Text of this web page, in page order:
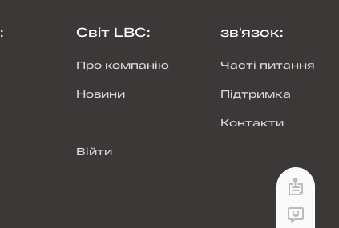
: Світ LBC:
Про компанію
Новини
Війти
зв'язок:
Часті питання
Підтримка
Контакти